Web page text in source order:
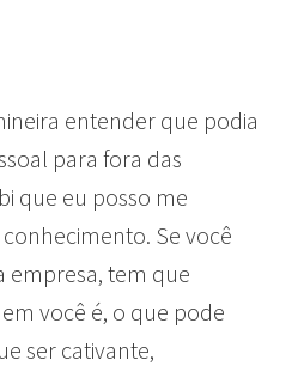
entender que podia
para fora das
que eu posso me
Se você
empresa, tem que
você é, o que pode
ser cativante,